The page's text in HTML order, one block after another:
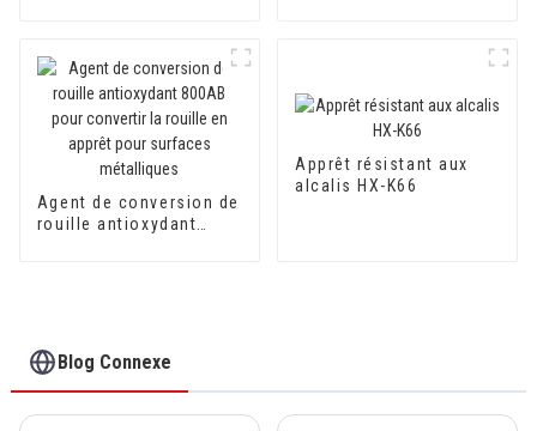
Agent de conversion de
rouille antioxydant
Apprêt résistant aux
alcalis HX-K66
Blog Connexe